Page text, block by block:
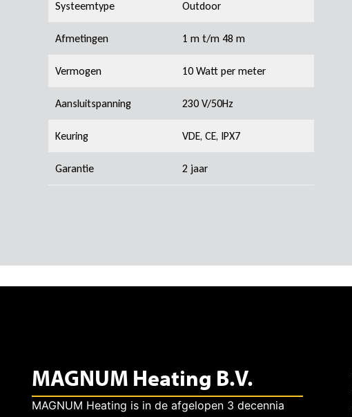
Systeemtype Outdoor
Afmetingen 1 m t/m 48 m
Vermogen 10 Watt per meter
Aansluitspanning 230 V/50Hz
Keuring VDE, CE, IPX7
Garantie 2 jaar
MAGNUM Heating B.V.
MAGNUM Heating is in de afgelopen 3 decennia